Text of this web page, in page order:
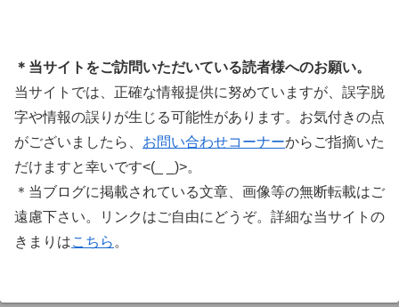
＊当サイトをご訪問いただいている読者様へのお願い。
当サイトでは、正確な情報提供に努めていますが、誤字脱
字や情報の誤りが生じる可能性があります。お気付きの点
がございましたら、 お問い合わせコーナーからご指摘いた
だけますと幸いです<(_ _)>。
＊当ブログに掲載されている文章、画像等の無断転載はご
遠慮下さい。リンクはご自由にどうぞ。詳細な当サイトの
きまりはこちら 。